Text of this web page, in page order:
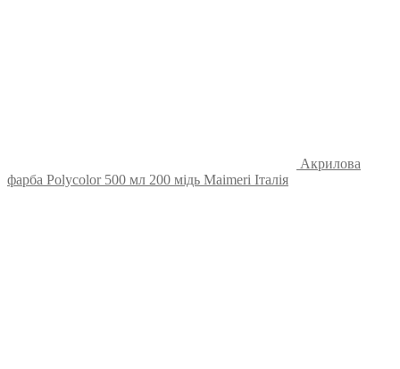
Акрилова
фарба Polycolor 500 мл 200 мідь Maimeri Італія